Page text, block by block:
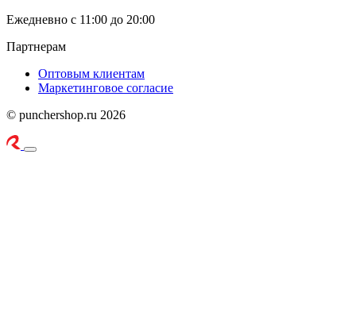
Ежедневно с 11:00 до 20:00
Партнерам
Оптовым клиентам
Маркетинговое согласие
© punchershop.ru 2026